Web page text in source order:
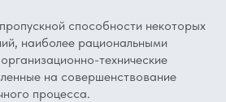
способности некоторых
наиболее рациональными
технические
на совершенствование
процесса.